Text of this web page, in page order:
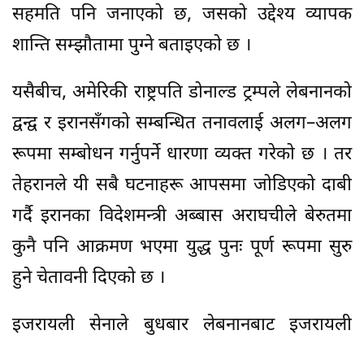
सहमति पनि जनाएको छ, जसको उद्देश्य व्यापक
शान्ति सम्झौतामा पुग्ने बताइएको छ ।
यसैबीच, अमेरिकी राष्ट्रपति डोनाल्ड ट्रम्पले लेबनानको
द्वन्द्व र इरानसँगको सम्बन्धित तनावलाई अलग–अलग
रूपमा सम्बोधन गर्नुपर्ने धारणा व्यक्त गरेको छ । तर
तेहरानले यी सबै घटनाहरू आपसमा जोडिएको दाबी
गर्दै इरानका विदेशमन्त्री अब्बास अराघचीले बेरुतमा
कुनै पनि आक्रमण भएमा युद्ध पुनः पूर्ण रूपमा सुरु
हुने चेतावनी दिएको छ ।
इजरायली सेनाले बुधबार लेबनानबाट इजरायली